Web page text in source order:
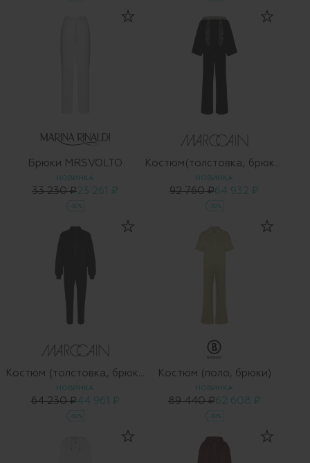
Брюки MRSVOLTO
НОВИНКА
33 230 ₽23 261 ₽
-30%
Костюм(толстовка, брюки)
НОВИНКА
92 760 ₽64 932 ₽
-30%
Костюм (толстовка, брюки)
НОВИНКА
64 230 ₽44 961 ₽
-30%
Костюм (поло, брюки)
НОВИНКА
89 440 ₽62 608 ₽
-30%